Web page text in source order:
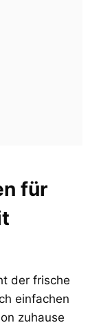
für
der frische
einfachen
zuhause